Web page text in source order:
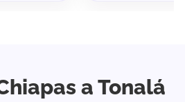
a Tonalá